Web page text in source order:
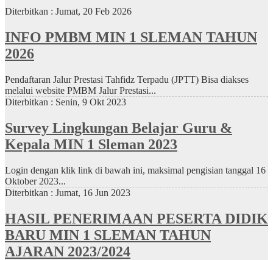
Diterbitkan : Jumat, 20 Feb 2026
INFO PMBM MIN 1 SLEMAN TAHUN
2026
Pendaftaran Jalur Prestasi Tahfidz Terpadu (JPTT) Bisa diakses
melalui website PMBM Jalur Prestasi...
Diterbitkan : Senin, 9 Okt 2023
Survey Lingkungan Belajar Guru &
Kepala MIN 1 Sleman 2023
Login dengan klik link di bawah ini, maksimal pengisian tanggal 16
Oktober 2023...
Diterbitkan : Jumat, 16 Jun 2023
HASIL PENERIMAAN PESERTA DIDIK
BARU MIN 1 SLEMAN TAHUN
AJARAN 2023/2024